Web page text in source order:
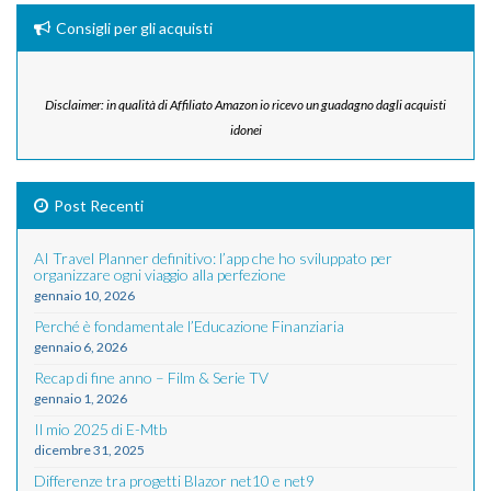
Consigli per gli acquisti
Disclaimer: in qualità di Affiliato Amazon io ricevo un guadagno dagli acquisti
idonei
Post Recenti
AI Travel Planner definitivo: l’app che ho sviluppato per
organizzare ogni viaggio alla perfezione
gennaio 10, 2026
Perché è fondamentale l’Educazione Finanziaria
gennaio 6, 2026
Recap di fine anno – Film & Serie TV
gennaio 1, 2026
Il mio 2025 di E-Mtb
dicembre 31, 2025
Differenze tra progetti Blazor net10 e net9